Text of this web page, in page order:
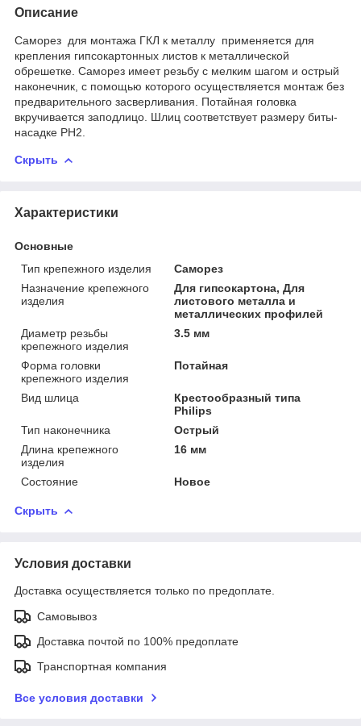
Описание
Саморез для монтажа ГКЛ к металлу применяется для
крепления гипсокартонных листов к металлической
обрешетке. Саморез имеет резьбу с мелким шагом и острый
наконечник, с помощью которого осуществляется монтаж без
предварительного засверливания. Потайная головка
вкручивается заподлицо. Шлиц соответствует размеру биты-
насадке PH2.
Скрыть
Характеристики
Основные
Тип крепежного изделия
Саморез
Назначение крепежного
изделия
Для гипсокартона, Для
листового металла и
металлических профилей
Диаметр резьбы
крепежного изделия
3.5 мм
Форма головки
крепежного изделия
Потайная
Вид шлица
Крестообразный типа
Philips
Тип наконечника
Острый
Длина крепежного
изделия
16 мм
Состояние Новое
Скрыть
Условия доставки
Доставка осуществляется только по предоплате.
Самовывоз
Доставка почтой по 100% предоплате
Транспортная компания
Все условия доставки